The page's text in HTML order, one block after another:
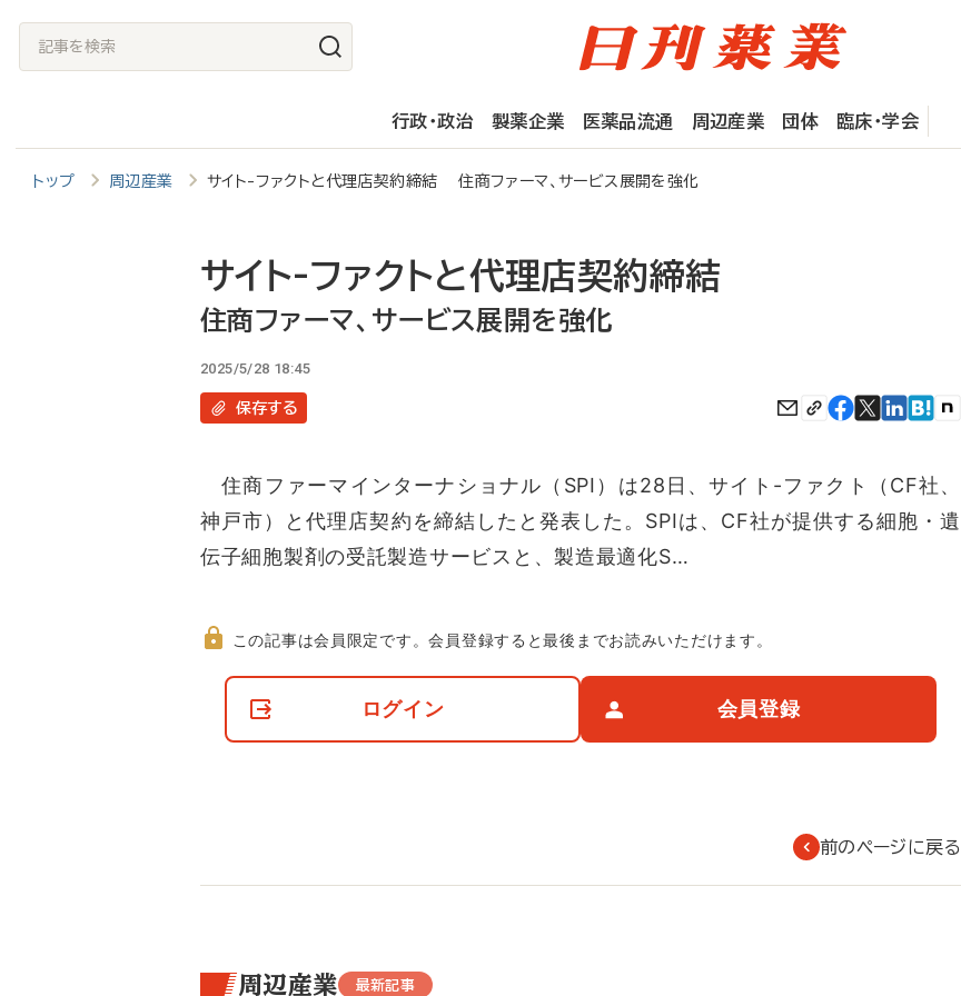
記
事
検
索
行政・政治 製薬企業 医薬品流通 周辺産業 団体 臨床・学会
トップ 周辺産業 サイト-ファクトと代理店契約締結 住商ファーマ、サービス展開を強化
サイト-ファクトと代理店契約締結
住商ファーマ、サービス展開を強化
2025/5/28 18:45
保存する
住商ファーマインターナショナル（SPI）は28日、サイト-ファクト（CF社、
神戸市）と代理店契約を締結したと発表した。SPIは、CF社が提供する細胞・遺
伝子細胞製剤の受託製造サービスと、製造最適化S…
て
この記事は会員限定です。会員登録すると最後までお読みいただけます。
ログイン 会員登録
前のページに戻る
周辺産業 最新記事